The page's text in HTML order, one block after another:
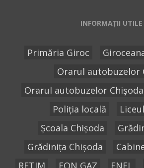
INFORMAȚII UTILE
Primăria Giroc
Orarul autobuzelor
Orarul autobuzelor Chișoda
Poliția locală
Școala Chișoda
Grădinița Chișoda